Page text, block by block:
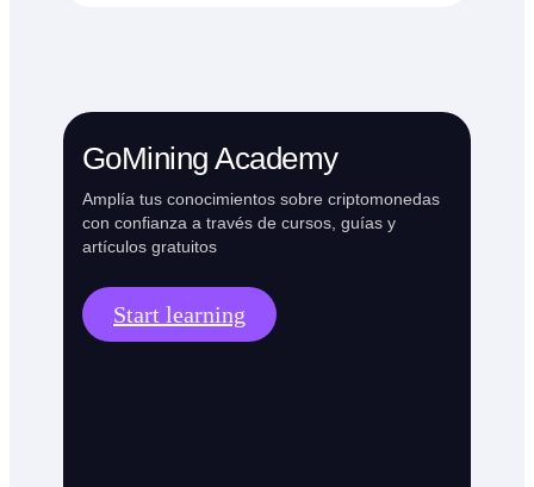
GoMining Academy
Amplía tus conocimientos sobre criptomonedas
con confianza a través de cursos, guías y
artículos gratuitos
Start learning